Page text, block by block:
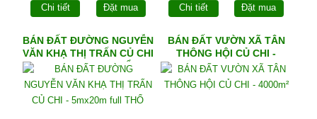
Chi tiết Đặt mua Chi tiết Đặt mua
BÁN ĐẤT ĐƯỜNG NGUYỄN
VĂN KHẠ THỊ TRẤN CỦ CHI
- 5mx20m full THỔ
BÁN ĐẤT VƯỜN XÃ TÂN
THÔNG HỘI CỦ CHI -
4000m²